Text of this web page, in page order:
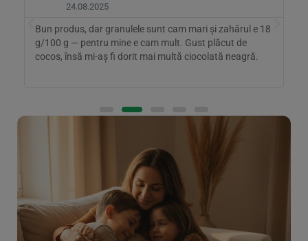
24.08.2025
Bun produs, dar granulele sunt cam mari și zahărul e 18
g/100 g — pentru mine e cam mult. Gust plăcut de
cocos, însă mi-aș fi dorit mai multă ciocolată neagră.